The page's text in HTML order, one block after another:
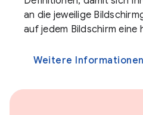
an die jeweilige
auf jedem Bildschirm eine
Weitere Informationen